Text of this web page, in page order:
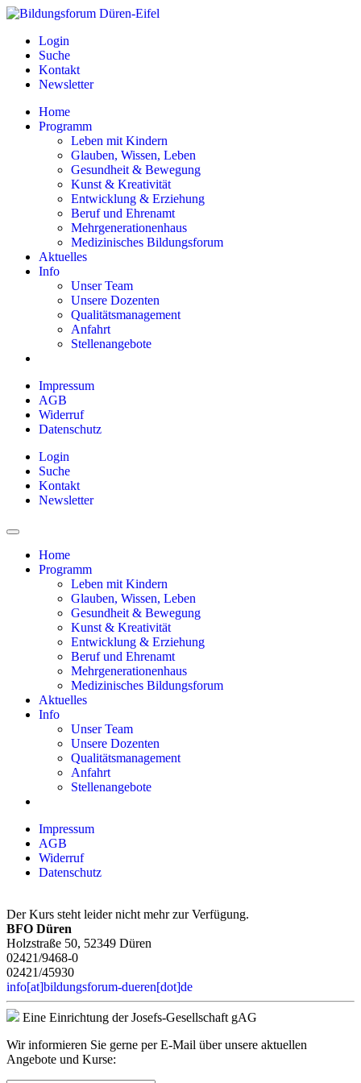
Login
Suche
Kontakt
Newsletter
Home
Programm
Leben mit Kindern
Glauben, Wissen, Leben
Gesundheit & Bewegung
Kunst & Kreativität
Entwicklung & Erziehung
Beruf und Ehrenamt
Mehrgenerationenhaus
Medizinisches Bildungsforum
Aktuelles
Info
Unser Team
Unsere Dozenten
Qualitätsmanagement
Anfahrt
Stellenangebote
Impressum
AGB
Widerruf
Datenschutz
Login
Suche
Kontakt
Newsletter
Home
Programm
Leben mit Kindern
Glauben, Wissen, Leben
Gesundheit & Bewegung
Kunst & Kreativität
Entwicklung & Erziehung
Beruf und Ehrenamt
Mehrgenerationenhaus
Medizinisches Bildungsforum
Aktuelles
Info
Unser Team
Unsere Dozenten
Qualitätsmanagement
Anfahrt
Stellenangebote
Impressum
AGB
Widerruf
Datenschutz
Der Kurs steht leider nicht mehr zur Verfügung.
BFO Düren
Holzstraße 50, 52349 Düren
02421/9468-0
02421/45930
info[at]bildungsforum-dueren[dot]de
Eine Einrichtung der Josefs-Gesellschaft gAG
Wir informieren Sie gerne per E-Mail über unsere aktuellen
Angebote und Kurse: